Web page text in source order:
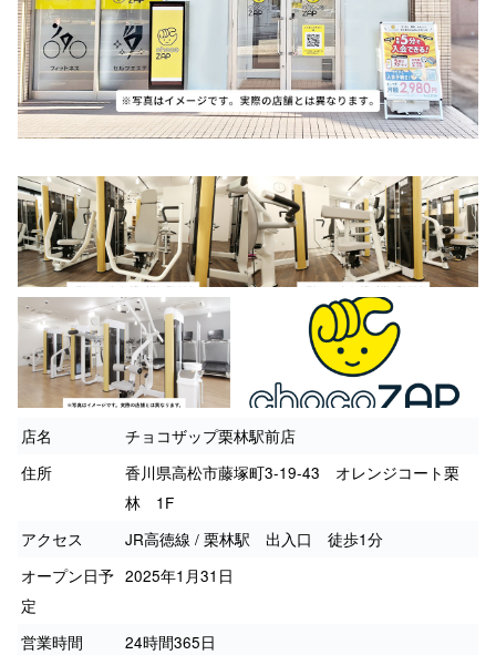
店名
チョコザップ栗林駅前店
住所
香川県高松市藤塚町3-19-43 オレンジコート栗
林 1F
アクセス
JR高徳線 / 栗林駅 出入口 徒歩1分
オープン日予
定
2025年1月31日
営業時間
24時間365日